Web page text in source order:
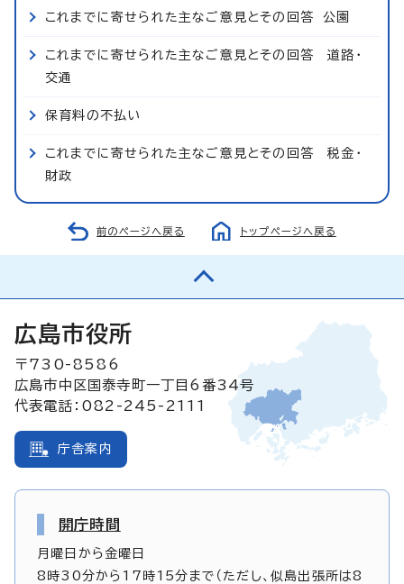
これまでに寄せられた主なご意見とその回答 公園
これまでに寄せられた主なご意見とその回答 道路・
交通
保育料の不払い
これまでに寄せられた主なご意見とその回答 税金・
財政
前のページへ戻る トップページへ戻る
広島市役所
〒730-8586
広島市中区国泰寺町一丁目6番34号
代表電話：082-245-2111
庁舎案内
開庁時間
月曜日から金曜日
8時30分から17時15分まで（ただし、似島出張所は8